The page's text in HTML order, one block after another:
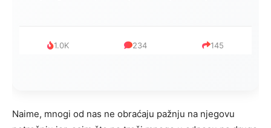
1.0K 234 145
Naime, mnogi od nas ne obraćaju pažnju na njegovu